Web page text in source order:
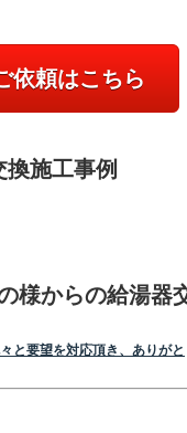
依頼はこちら
施工事例
様からの給湯器
と要望を対応頂き、ありがと